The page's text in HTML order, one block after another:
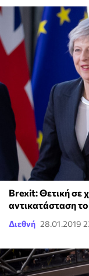
Brexit: Θετική σε
αντικατάσταση
Διεθνή 28.01.2019